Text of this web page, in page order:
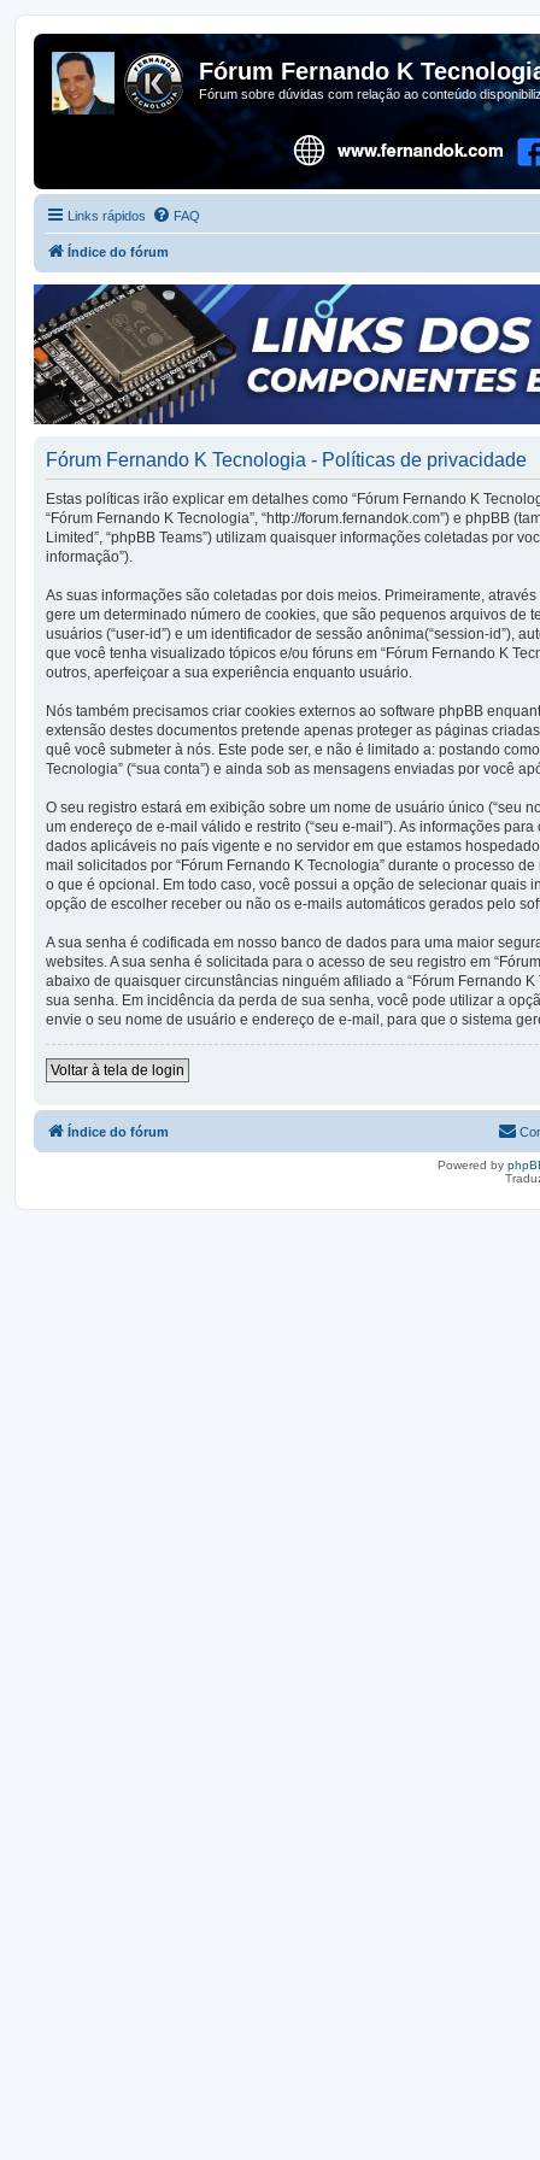
Fórum Fernando K
Fórum sobre dúvidas com relação ao conteúdo
Links rápidos FAQ
Índice do fórum
Fórum Fernando K Tecnologia - Políticas de privacidade
Estas políticas irão explicar em detalhes como “Fórum Fernando K
“Fórum Fernando K Tecnologia”, “http://forum.fernandok.com”) e phpBB
Limited”, “phpBB Teams”) utilizam quaisquer informações coletadas por
informação”).
As suas informações são coletadas por dois meios. Primeiramente,
gere um determinado número de cookies, que são pequenos arquivos de
usuários (“user-id”) e um identificador de sessão anônima(“session-id”),
que você tenha visualizado tópicos e/ou fóruns em “Fórum Fernando K
outros, aperfeiçoar a sua experiência enquanto usuário.
Nós também precisamos criar cookies externos ao software phpBB
extensão destes documentos pretende apenas proteger as páginas
quê você submeter à nós. Este pode ser, e não é limitado a: postando
Tecnologia” (“sua conta”) e ainda sob as mensagens enviadas por você
O seu registro estará em exibição sobre um nome de usuário único (“seu
um endereço de e-mail válido e restrito (“seu e-mail”). As informações
dados aplicáveis no país vigente e no servidor em que estamos
mail solicitados por “Fórum Fernando K Tecnologia” durante o processo
o que é opcional. Em todo caso, você possui a opção de selecionar
opção de escolher receber ou não os e-mails automáticos gerados pelo
A sua senha é codificada em nosso banco de dados para uma maior
websites. A sua senha é solicitada para o acesso de seu registro em
abaixo de quaisquer circunstâncias ninguém afiliado a “Fórum Fernando
sua senha. Em incidência da perda de sua senha, você pode utilizar a
envie o seu nome de usuário e endereço de e-mail, para que o sistema
Voltar à tela de login
Índice do fórum
Powered by